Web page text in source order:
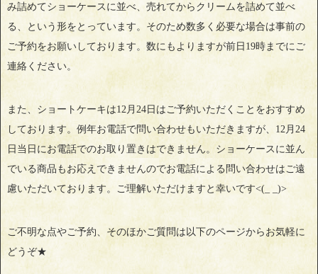
み詰めてショーケースに並べ、売れてからクリームを詰めて並べ
る、という形をとっています。そのため数多く必要な場合は事前の
ご予約をお願いしております。数にもよりますが前日19時までにご
連絡ください。
また、ショートケーキは12月24日はご予約いただくことをおすすめ
しております。例年お電話で問い合わせもいただきますが、12月24
日当日にお電話でのお取り置きはできません。ショーケースに並ん
でいる商品もお応えできませんのでお電話による問い合わせはご遠
慮いただいております。ご理解いただけますと幸いです<(_ _)>
ご不明な点やご予約、そのほかご質問は以下のページからお気軽に
どうぞ★